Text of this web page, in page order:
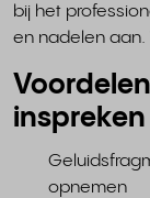
bij het
en nadelen aan.
inspreken
opnemen